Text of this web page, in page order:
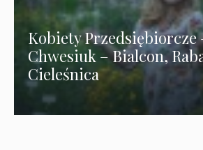
Kobiety Przedsiębiorcze
Chwesiuk – Bialcon,
Cieleśnica